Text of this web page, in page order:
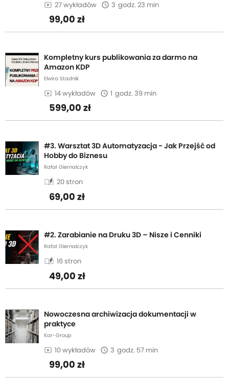
27 wykładów 3 godz. 23 min
99,00 zł
Kompletny kurs publikowania za darmo na
Amazon KDP
Elwira Stadnik
14 wykładów 1 godz. 39 min
599,00 zł
#3. Warsztat 3D Automatyzacja - Jak Przejść od
Hobby do Biznesu
Rafał Giernalczyk
auto_stories 20 stron
69,00 zł
#2. Zarabianie na Druku 3D – Nisze i Cenniki
Rafał Giernalczyk
auto_stories 16 stron
49,00 zł
Nowoczesna archiwizacja dokumentacji w
praktyce
Kar-Group
10 wykładów 3 godz. 57 min
99,00 zł